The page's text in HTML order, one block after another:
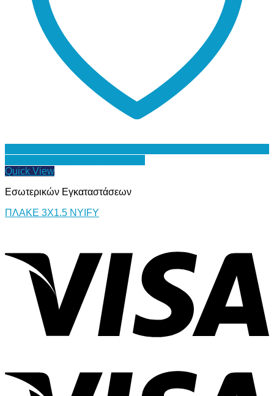
Quick View
Εσωτερικών Εγκαταστάσεων
ΠΛΑΚΕ 3Χ1.5 NYIFY